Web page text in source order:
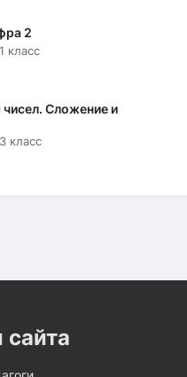
2
1 класс
Сложение и
3 класс